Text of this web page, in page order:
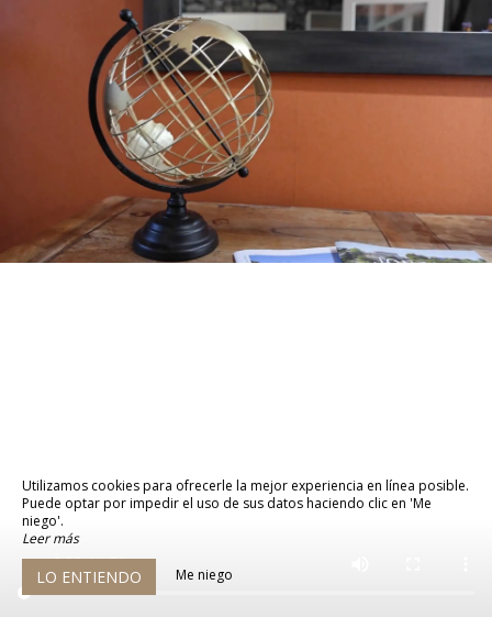
Utilizamos cookies para ofrecerle la mejor experiencia en línea posible.
Puede optar por impedir el uso de sus datos haciendo clic en 'Me
niego'.
Leer más
LO ENTIENDO Me niego